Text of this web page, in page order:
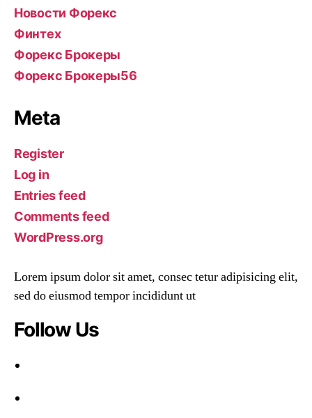
Новости Форекс
Финтех
Форекс Брокеры
Форекс Брокеры56
Meta
Register
Log in
Entries feed
Comments feed
WordPress.org
Lorem ipsum dolor sit amet, consec tetur adipisicing elit,
sed do eiusmod tempor incididunt ut
Follow Us